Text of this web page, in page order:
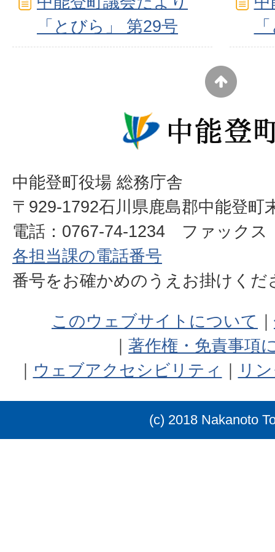
「とびら」 第29号
中能登町役場 総務庁舎
〒929-1792石川県鹿島郡中能登町
電話：0767-74-1234 ファックス
各担当課の電話番号
番号をお確かめのうえお掛けく
このウェブサイトについて
著作権・免責事項
ウェブアクセシビリティ
リ
(c) 2018 Nakanoto